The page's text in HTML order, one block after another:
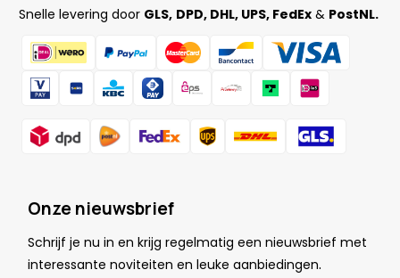
Snelle levering door GLS, DPD, DHL, UPS, FedEx & PostNL.
Onze nieuwsbrief
Schrijf je nu in en krijg regelmatig een nieuwsbrief met
interessante noviteiten en leuke aanbiedingen.